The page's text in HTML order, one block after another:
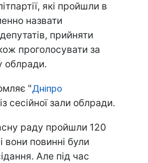
які пройшли в
назвати
прийняти
проголосувати за
облради.
"Дніпро
сесійної зали облради.
раду пройшли 120
вони повинні були
Але під час